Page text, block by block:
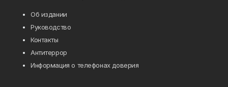
Об издании
Руководство
Контакты
Антитеррор
Информация о телефонах доверия